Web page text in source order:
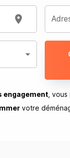
engagement, vous
votre